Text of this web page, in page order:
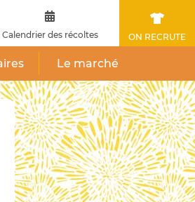
Calendrier des récoltes ON RECRUTE
Le marché